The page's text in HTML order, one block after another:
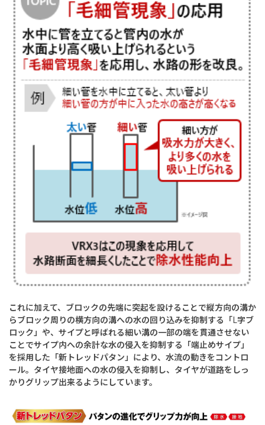
これに加えて、ブロックの先端に突起を設けることで縦方向の溝か
らブロック周りの横方向の溝への水の回り込みを抑制する「L字ブ
ロック」や、サイプと呼ばれる細い溝の一部の端を貫通させない
ことでサイプ内への余計な水の侵入を抑制する「端止めサイプ」
を採用した「新トレッドパタン」により、水流の動きをコントロ
ール。タイヤ接地面への水の侵入を抑制し、タイヤが道路をしっ
かりグリップ出来るようにしています。